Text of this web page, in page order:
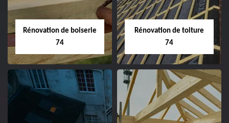
Rénovation de boiserie
74
Rénovation de toiture
74